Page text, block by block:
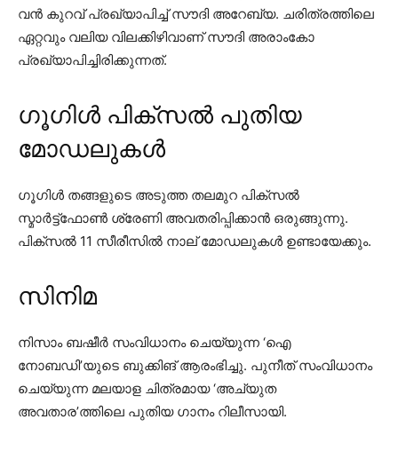
വൻ കുറവ് പ്രഖ്യാപിച്ച് സൗദി അറേബ്യ. ചരിത്രത്തിലെ
ഏറ്റവും വലിയ വിലക്കിഴിവാണ് സൗദി അരാംകോ
പ്രഖ്യാപിച്ചിരിക്കുന്നത്.
ഗൂഗിൾ പിക്സൽ പുതിയ
മോഡലുകൾ
ഗൂഗിൾ തങ്ങളുടെ അടുത്ത തലമുറ പിക്സൽ
സ്മാർട്ട്‌ഫോൺ ശ്രേണി അവതരിപ്പിക്കാൻ ഒരുങ്ങുന്നു.
പിക്സൽ 11 സീരീസിൽ നാല് മോഡലുകൾ ഉണ്ടായേക്കും.
സിനിമ
നിസാം ബഷീർ സംവിധാനം ചെയ്യുന്ന ‘ഐ
നോബഡി’യുടെ ബുക്കിങ് ആരംഭിച്ചു. പുനീത് സംവിധാനം
ചെയ്യുന്ന മലയാള ചിത്രമായ ‘അച്യുത
അവതാര’ത്തിലെ പുതിയ ഗാനം റിലീസായി.